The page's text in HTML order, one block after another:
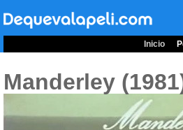
Inicio
Manderley